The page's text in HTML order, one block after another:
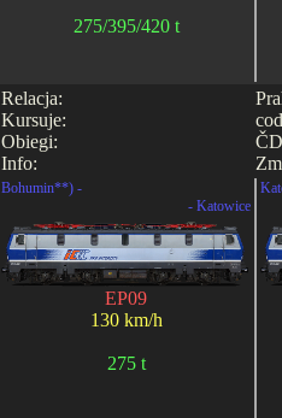
275/395/420 t
Relacja:
Kursuje:
Obiegi:
Info:
Bohumin**) -
- Katowice
EP09
130 km/h
275 t